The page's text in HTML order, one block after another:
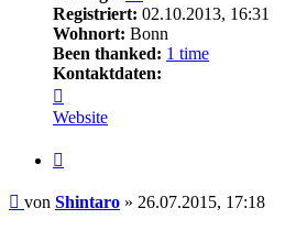
Registriert: 02.10.2013, 16:31
Wohnort: Bonn
Been thanked: 1 time
Kontaktdaten:
von
Shintaro
Website
Beitrag
von Shintaro » 26.07.2015, 17:18